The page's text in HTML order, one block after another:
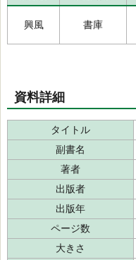
興風 書庫
資料詳細
タイトル
副書名
著者
出版者
出版年
ページ数
大きさ